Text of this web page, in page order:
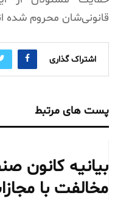
قانونی‌شان محروم شده
اشتراک گذاری
پست های مرتبط
بیانیه کانون
مخالفت با